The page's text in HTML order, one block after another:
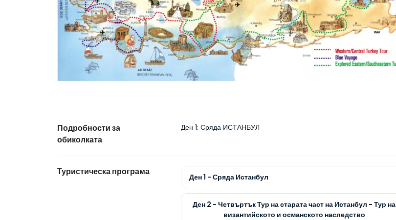
Подробности за
обиколката
Ден 1: Сряда ИСТАНБУЛ
Туристическа програма Ден 1 - Сряда Истанбул
Ден 2 - Четвъртък Тур на старата част на Истанбул - Тур на
византийското и османското наследство